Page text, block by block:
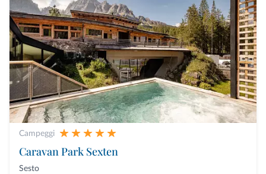
Campeggi
Caravan Park Sexten
Sesto